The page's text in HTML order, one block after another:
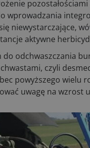
wprowadzania
niewystarczające,
aktywne
odchwaszczania
czyli
powyższego wielu
uwagę na